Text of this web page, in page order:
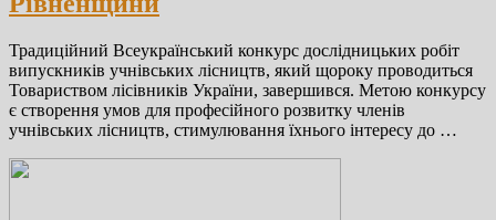
Традиційний Всеукраїнський конкурс дослідницьких робіт
випускників учнівських лісництв, який щороку проводиться
Товариством лісівників України, завершився. Метою конкурсу
є створення умов для професійного розвитку членів
учнівських лісництв, стимулювання їхнього інтересу до …